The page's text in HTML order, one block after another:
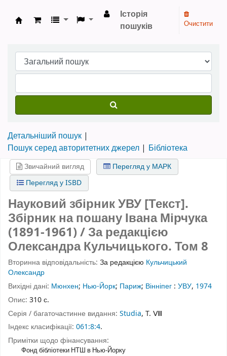
Бібліотека НТШ › Електронний каталог
Історія
пошуків
Очистити
Детальніший пошук
Пошук серед авторитетних джерел
Бібліотека
Звичайний вигляд
Перегляд у МАРК
Перегляд у ISBD
Науковий збірник УВУ [Текст].
Збірник на пошану Івана Мірчука
(1891-1961) / За редакцією
Олександра Кульчицького.Том 8
Вторинна відповідальність: За редакцією Кульчицький
Олександр
Вихідні дані: Мюнхен; Нью-Йорк; Париж; Вінніпег : УВУ, 1974
Опис: 310 с.
Серія / багаточастинне видання: Studia, T. Ⅷ
Індекс класифікації: 061:8:4.
Примітки щодо фінансування:
Фонд бібліотеки НТШ в Нью-Йорку